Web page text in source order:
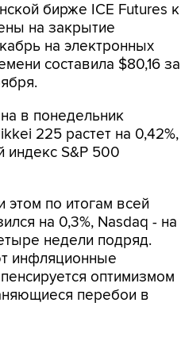
бирже ICE Futures к
на закрытие
на электронных
составила $80,16 за
в понедельник
225 растет на 0,42%,
индекс S&P 500
по итогам всей
на 0,3%, Nasdaq - на
недели подряд.
инфляционные
оптимизмом
перебои в